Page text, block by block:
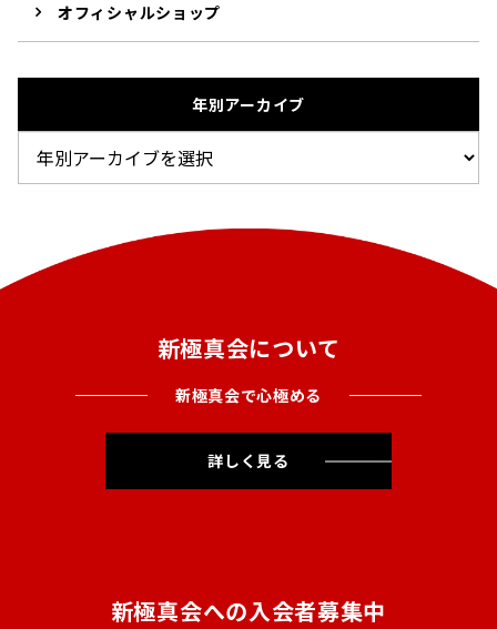
オフィシャルショップ
年別アーカイブ
新極真会について
新極真会で心極める
詳しく見る
新極真会への入会者募集中